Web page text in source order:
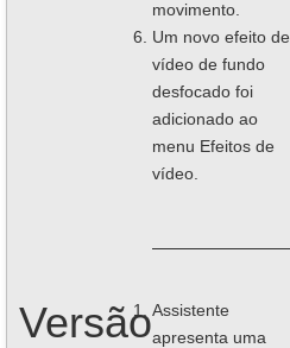
movimento.
Um novo efeito de
vídeo de fundo
desfocado foi
adicionado ao
menu Efeitos de
vídeo.
VersãoAssistente
apresenta uma